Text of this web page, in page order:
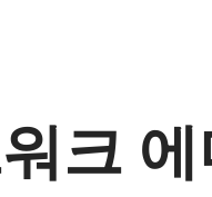
크